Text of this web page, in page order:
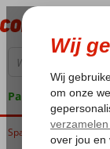
Pakketgarantie
Home
Spanje Balearen Ibiza